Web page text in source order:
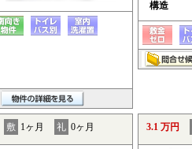
構造
敷 1ヶ月 礼 0ヶ月 3.1 万円